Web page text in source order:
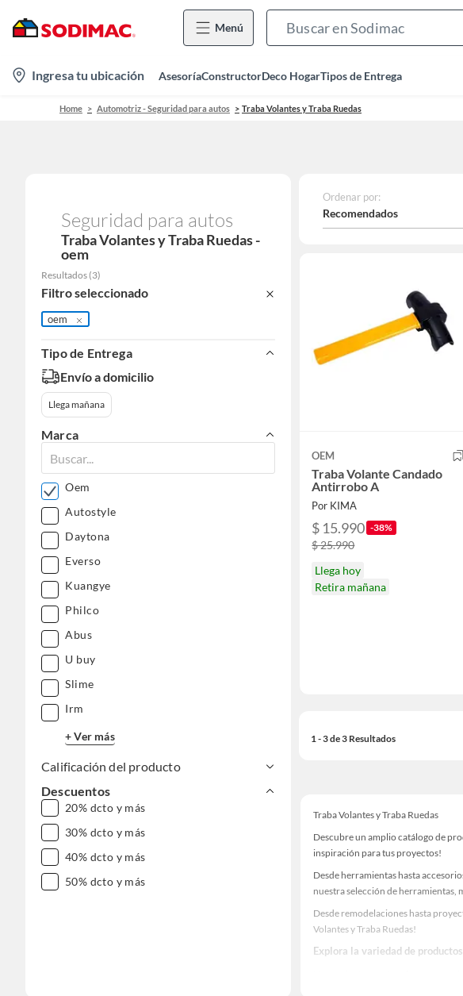
Menú
location-
icon
Ingresa tu ubicación AsesoríaConstructorDeco HogarTipos de Entrega
Home Automotriz - Seguridad para autos Traba Volantes y Traba Ruedas
Seguridad para autos
Traba Volantes y Traba Ruedas -
oem
Resultados (3)
Filtro seleccionado
oem
Tipo de Entrega
Envío a domicilio
Llega mañana
Marca
Oem
Autostyle
Daytona
Everso
Kuangye
Philco
Abus
U buy
Slime
Irm
+ Ver más
Calificación del producto
Descuentos
20% dcto y más
30% dcto y más
40% dcto y más
50% dcto y más
Ordenar por:
Recomendados
OEM
Traba Volante Candado
Antirrobo A
Por KIMA
$ 15.990 -38%
$ 25.990
Llega hoy
Retira mañana
1 - 3 de 3 Resultados
Traba Volantes y Traba Ruedas
Descubre un amplio catálogo de
inspiración para tus proyectos!
Desde herramientas hasta
nuestra selección de herramientas,
Desde remodelaciones hasta
Volantes y Traba Ruedas!
Explora la variedad de
Herramientas, materiales y